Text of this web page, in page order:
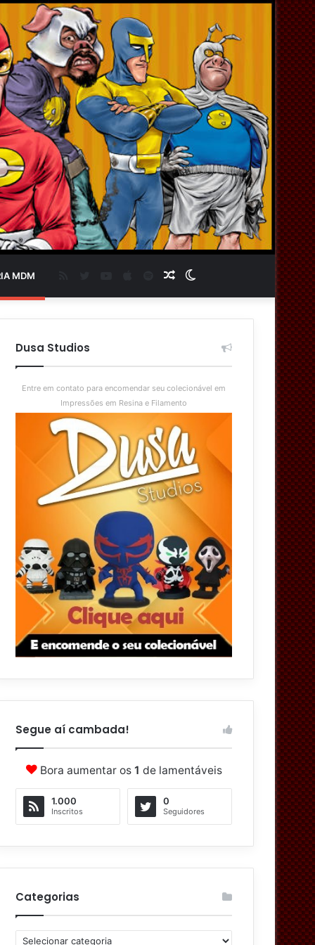
MDM
skin
Artigo
aleatório
Spotify
Dusa Studios
Entre em contato para encomendar seu colecionável em
Impressões em Resina e Filamento
Segue aí cambada!
Bora aumentar os 1 de lamentáveis
1.000
Inscritos
0
Seguidores
Categorias